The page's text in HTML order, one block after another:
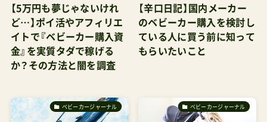
【5万円も夢じゃないけれ
ど…】ポイ活やアフィリエ
イトで『ベビーカー購入資
金』を実質タダで稼げる
か？その方法と闇を調査
【辛口日記】国内メーカー
のベビーカー購入を検討し
ている人に買う前に知って
もらいたいこと
ベビーカージャーナル ベビーカージャーナル